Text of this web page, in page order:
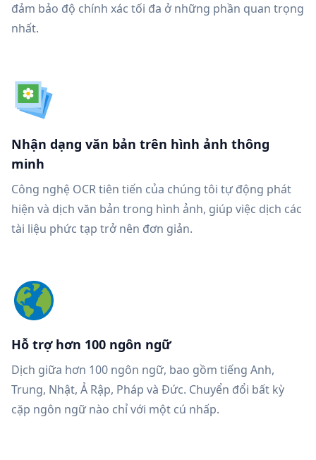
đảm bảo độ chính xác tối đa ở những phần quan trọng
nhất.
Nhận dạng văn bản trên hình ảnh thông
minh
Công nghệ OCR tiên tiến của chúng tôi tự động phát
hiện và dịch văn bản trong hình ảnh, giúp việc dịch các
tài liệu phức tạp trở nên đơn giản.
Hỗ trợ hơn 100 ngôn ngữ
Dịch giữa hơn 100 ngôn ngữ, bao gồm tiếng Anh,
Trung, Nhật, Ả Rập, Pháp và Đức. Chuyển đổi bất kỳ
cặp ngôn ngữ nào chỉ với một cú nhấp.